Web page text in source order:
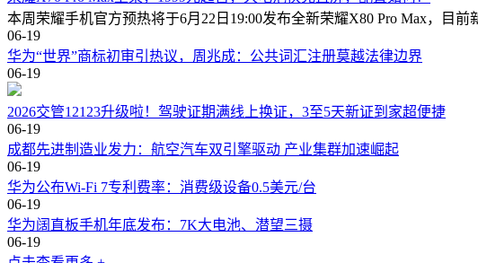
本周荣耀手机官方预热将于6月22日19:00发布全新荣耀X80 Pro Max，目
06-19
华为“世界”商标初审引热议，周兆成：公共词汇注册莫越法律边界
06-19
2026交管12123升级啦！驾驶证期满线上换证，3至5天新证到家超便捷
06-19
成都先进制造业发力：航空汽车双引擎驱动 产业集群加速崛起
06-19
华为公布Wi-Fi 7专利费率：消费级设备0.5美元/台
06-19
华为阔直板手机年底发布：7K大电池、潜望三摄
06-19